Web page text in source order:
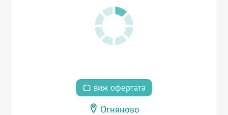
виж офертата
Огняново